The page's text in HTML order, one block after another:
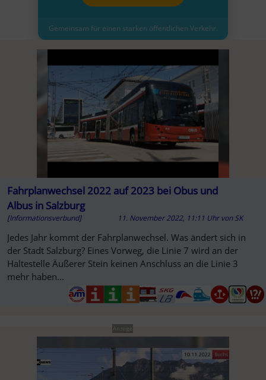
Gemeinsam für einen starken öffentlichen Verkehr.
Fahrplanwechsel 2022 auf 2023 bei Obus und
Albus in Salzburg
[Informationsverbund] 11. November 2022, 11:11 Uhr vonSK
Jedes Jahr kommt der Fahrplanwechsel. Was ändert sich in
der Stadt Salzburg? Eines Vorweg, die Linie 7 wird an der
Haltestelle Äußerer Stein keinen Anschluss an die Linie 3
mehr haben...
Anzeige